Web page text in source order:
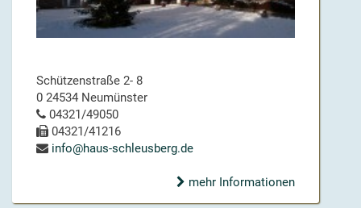
Schützenstraße 2- 8
0 24534 Neumünster
04321/49050
04321/41216
info@haus-schleusberg.de
mehr Informationen